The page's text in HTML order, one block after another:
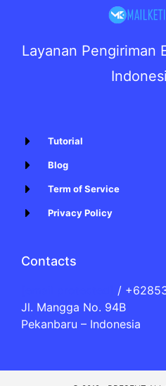
Layanan Pengiriman
Tutorial
Blog
Term of Service
Privacy Policy
Contacts
/
Jl. Mangga No. 94B
Pekanbaru – Indonesia